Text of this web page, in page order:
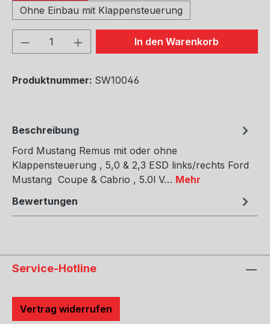
Ohne Einbau mit Klappensteuerung
Produkt Anzahl: Gib denIn den Warenkorb
Produktnummer: SW10046
Beschreibung
Ford Mustang Remus mit oder ohne
Klappensteuerung , 5,0 & 2,3 ESD links/rechts Ford
Mustang Coupe & Cabrio , 5.0l V… Mehr
Bewertungen
Service-Hotline
Vertrag widerrufen